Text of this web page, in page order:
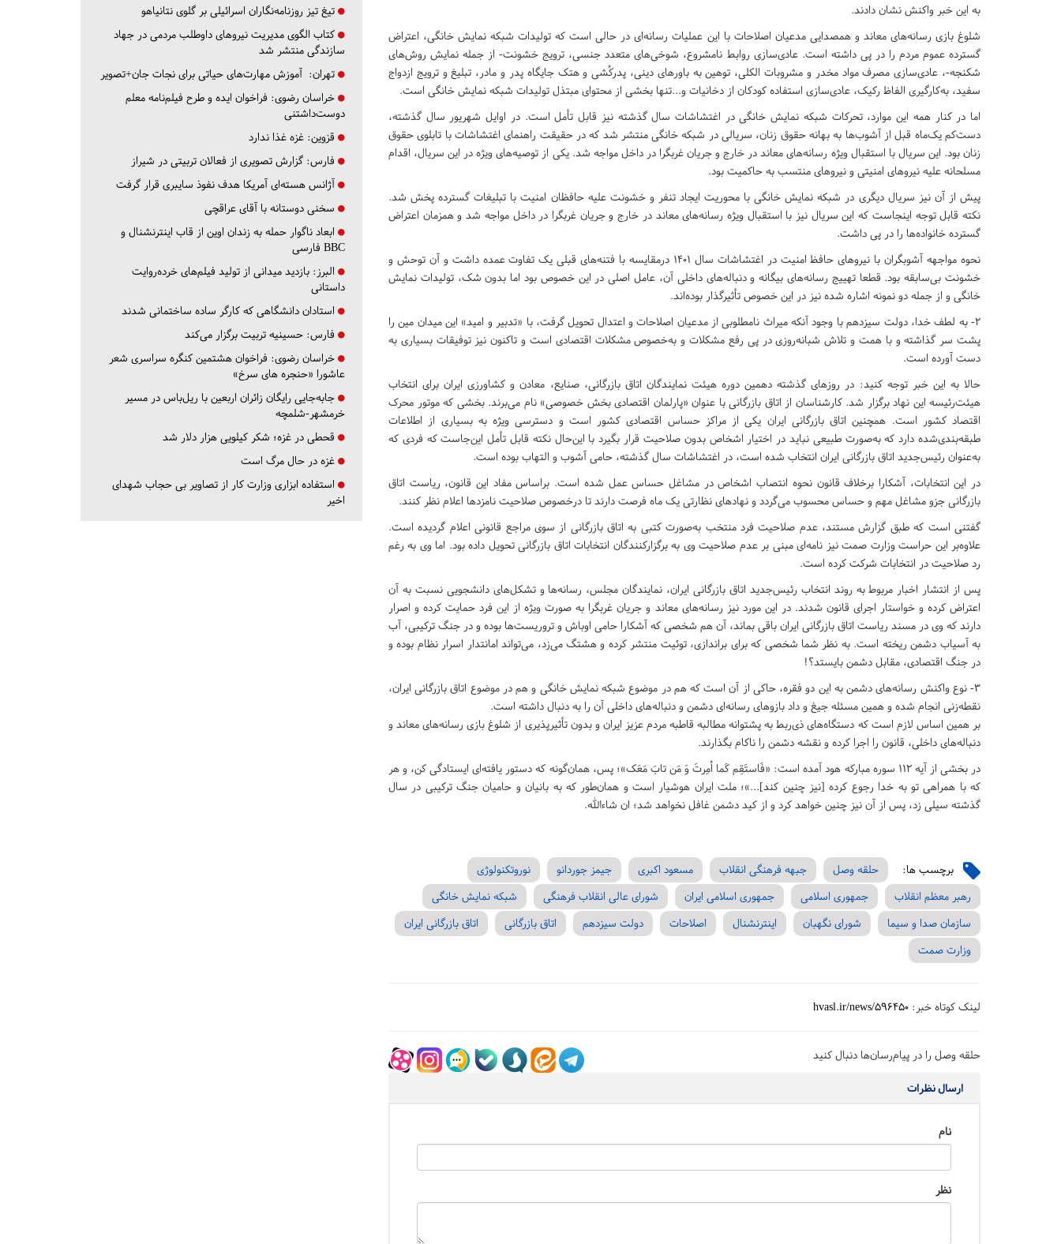
به این خبر واکنش نشان دادند.
شلوغ بازی رسانه‌های معاند و همصدایی مدعیان اصلاحات با این عملیات رسانه‌ای در حالی است که تولیدات شبکه نمایش خانگی، اعتراض
گسترده عموم مردم را در پی داشته است. عادی‌سازی روابط نامشروع، شوخی‌های متعدد جنسی، ترویج خشونت- از جمله نمایش روش‌های
شکنجه-، عادی‌سازی مصرف مواد مخدر و مشروبات الکلی، توهین به باورهای دینی، پدرکُشی و هتک جایگاه پدر و مادر، تبلیغ و ترویج ازدواج
سفید، به‌کارگیری الفاظ رکیک، عادی‌سازی استفاده کودکان از دخانیات و...تنها بخشی از محتوای مبتذل تولیدات شبکه نمایش خانگی است.
اما در کنار همه این موارد، تحرکات شبکه نمایش خانگی در اغتشاشات سال گذشته نیز قابل تأمل است. در اوایل شهریور سال گذشته،
دست‌کم یک‌ماه قبل از آشوب‌ها به بهانه حقوق زنان، سریالی در شبکه خانگی منتشر شد که در حقیقت راهنمای اغتشاشات با تابلوی حقوق
زنان بود. این سریال با استقبال ویژه رسانه‌های معاند در خارج و جریان غربگرا در داخل مواجه شد. یکی از توصیه‌های ویژه در این سریال، اقدام
مسلحانه علیه نیروهای امنیتی و نیروهای منتسب به حاکمیت بود.
پیش از آن نیز سریال دیگری در شبکه نمایش خانگی با محوریت ایجاد تنفر و خشونت علیه حافظان امنیت با تبلیغات گسترده پخش شد.
نکته قابل توجه اینجاست که این سریال نیز با استقبال ویژه رسانه‌های معاند در خارج و جریان غربگرا در داخل مواجه شد و همزمان اعتراض
گسترده خانواده‌ها را در پی داشت.
نحوه مواجهه آشوبگران با نیروهای حافظ امنیت در اغتشاشات سال 1401 درمقایسه با فتنه‌های قبلی یک تفاوت عمده داشت و آن توحش و
خشونت بی‌سابقه بود. قطعا تهییج رسانه‌های بیگانه و دنباله‌های داخلی آن، عامل اصلی در این خصوص بود اما بدون شک، تولیدات نمایش
خانگی و از جمله دو نمونه ‌اشاره شده نیز در این خصوص تأثیرگذار بوده‌اند.
2- به لطف خدا، دولت سیزدهم با وجود آنکه میراث نامطلوبی از مدعیان اصلاحات و اعتدال تحویل گرفت، با «تدبیر و امید» این میدان مین را
پشت سر گذاشته و با همت و تلاش شبانه‌روزی در پی رفع مشکلات و به‌خصوص مشکلات اقتصادی است و تاکنون نیز توفیقات بسیاری به
دست آورده است.
حالا به این خبر توجه کنید: در روزهای گذشته دهمین دوره هیئت نمایندگان اتاق بازرگانی، صنایع، معادن و کشاورزی ایران برای انتخاب
هیئت‌رئیسه این نهاد برگزار شد. کارشناسان از اتاق بازرگانی با عنوان «پارلمان اقتصادی بخش خصوصی» نام می‌برند. بخشی که موتور محرک
اقتصاد کشور است. همچنین اتاق بازرگانی ایران یکی از مراکز حساس اقتصادی کشور است و دسترسی ویژه به بسیاری از اطلاعات
طبقه‌بندی‌شده دارد که به‌صورت طبیعی نباید در اختیار ‌اشخاص بدون صلاحیت قرار بگیرد با این‌حال نکته قابل تأمل این‌جاست که فردی که
به‌عنوان رئیس‌جدید اتاق بازرگانی ایران انتخاب شده است، در اغتشاشات سال گذشته، حامی آشوب و التهاب بوده است.
در این انتخابات، آشکارا برخلاف قانون نحوه انتصاب ‌اشخاص در مشاغل حساس عمل شده است. براساس مفاد این قانون، ریاست اتاق
بازرگانی جزو مشاغل مهم و حساس محسوب می‌گردد و نهادهای نظارتی یک ماه فرصت دارند تا درخصوص صلاحیت نامزدها اعلام نظر کنند.
گفتنی است که طبق گزارش مستند، عدم صلاحیت فرد منتخب به‌صورت کتبی به اتاق بازرگانی از سوی مراجع قانونی اعلام گردیده است.
علاوه‌بر این حراست وزارت صمت نیز نامه‌ای مبنی بر عدم صلاحیت وی به برگزارکنندگان انتخابات اتاق بازرگانی تحویل داده بود. اما وی به رغم
رد صلاحیت در انتخابات شرکت کرده است.
پس از انتشار اخبار مربوط به روند انتخاب رئیس‌جدید اتاق بازرگانی ایران، نمایندگان مجلس، رسانه‌ها و تشکل‌های دانشجویی نسبت به آن
اعتراض کرده و خواستار اجرای قانون شدند. در این مورد نیز رسانه‌های معاند و جریان غربگرا به صورت ویژه از این فرد حمایت کرده و اصرار
دارند که وی در مسند ریاست اتاق بازرگانی ایران باقی بماند، آن هم شخصی که آشکارا حامی اوباش و تروریست‌ها بوده و در جنگ ترکیبی، آب
به آسیاب دشمن ریخته است. به نظر شما شخصی که برای براندازی، توئیت منتشر کرده و هشتگ می‌زد، می‌تواند امانتدار اسرار نظام بوده و
در جنگ اقتصادی، مقابل دشمن بایستد؟!
3- نوع واکنش رسانه‌های دشمن به این دو فقره، حاکی از آن است که هم در موضوع شبکه نمایش خانگی و هم در موضوع اتاق بازرگانی ایران،
نقطه‌زنی انجام شده و همین مسئله جیغ و داد بازوهای رسانه‌ای دشمن و دنباله‌های داخلی آن را به دنبال داشته است.
بر همین اساس لازم است که دستگاه‌های ذی‌ربط به پشتوانه مطالبه قاطبه مردم عزیز ایران و بدون تأثیرپذیری از شلوغ بازی رسانه‌های معاند و
دنباله‌های داخلی، قانون را اجرا کرده و نقشه دشمن را ناکام بگذارند.
در بخشی از آیه 112 سوره مبارکه هود آمده است: «فَاستَقِم کَما اُمِرتَ وَ مَن تابَ مَعَک»؛ پس، همان‌گونه که دستور یافته‌ای ایستادگی کن، و هر
که با همراهی تو به خدا رجوع کرده [نیز چنین کند]...»؛ ملت ایران هوشیار است و همان‌طور که به بانیان و حامیان جنگ ترکیبی در سال
گذشته سیلی زد، پس از آن نیز چنین خواهد کرد و از کید دشمن غافل نخواهد شد؛ ان شاءالله.
برچسب ها: حلقه وصل جبهه فرهنگی انقلاب مسعود اکبری جیمز جوردانو
نوروتکنولوژی
رهبر معظم انقلاب
جمهوری اسلامی جمهوری اسلامی ایران شورای‌ عالی انقلاب فرهنگی
شبکه نمایش خانگی
سازمان صدا و سیما
شورای نگهبان اینترنشنال اصلاحات دولت سیزدهم اتاق بازرگانی
اتاق بازرگانی ایران
وزارت صمت
لینک کوتاه خبر: hvasl.ir/news/596450
حلقه وصل را در پیام‌رسان‌ها دنبال کنید
ارسال نظرات
نام
نظر
تیغ تیز روزنامه‌نگاران اسرائیلی بر گلوی نتانیاهو
کتاب الگوی مدیریت نیروهای داوطلب مردمی در جهاد
سازندگی منتشر شد
تهران: آموزش مهارت‌های حیاتی برای نجات جان+تصویر
خراسان رضوی: فراخوان ایده و طرح فیلم‌نامه معلم
دوست‌داشتنی
قزوین: غزه غذا ندارد
فارس: گزارش تصویری از فعالان تربیتی در شیراز
آژانس هسته‌ای آمریکا هدف نفوذ سایبری قرار گرفت
سخنی دوستانه با آقای عراقچی
ابعاد ناگوار حمله به زندان اوین از قاب اینترنشنال و
BBC فارسی
البرز: بازدید میدانی از تولید فیلم‌های خرده‌روایت
داستانی
استادان دانشگاهی که کارگر ساده ساختمانی شدند
فارس: حسینیه تربیت برگزار می‌کند
خراسان رضوی: فراخوان هشتمین کنگره سراسری شعر
عاشورا «حنجره های سرخ»
جابه‌جایی رایگان زائران اربعین با ریل‌باس در مسیر
خرمشهر-شلمچه
قحطی در غزه؛ شکر کیلویی هزار دلار شد
غزه در حال مرگ است
استفاده ابزاری وزارت کار از تصاویر بی حجاب شهدای
اخیر